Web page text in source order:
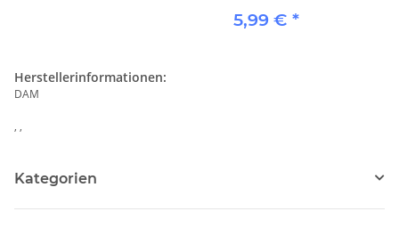
5,99 € *
Herstellerinformationen:
DAM
, ,
Kategorien